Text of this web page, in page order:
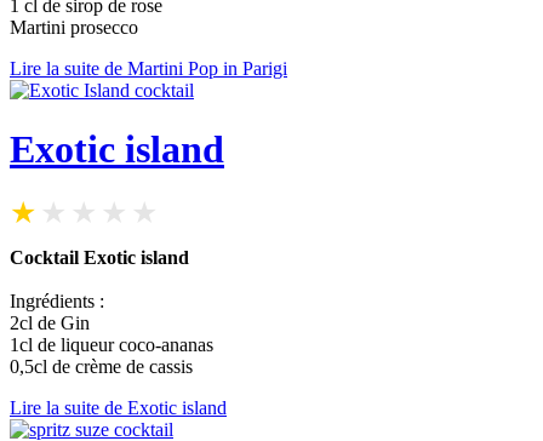
1 cl de sirop de rose
Martini prosecco
Lire la suite de Martini Pop in Parigi
Exotic island
Cocktail Exotic island
Ingrédients :
2cl de Gin
1cl de liqueur coco-ananas
0,5cl de crème de cassis
Lire la suite de Exotic island